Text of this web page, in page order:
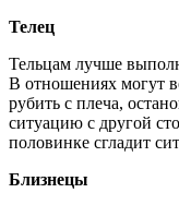
Телец
Тельцам лучше
В отношениях могут
рубить с плеча,
ситуацию с другой
половинке сгладит
Близнецы